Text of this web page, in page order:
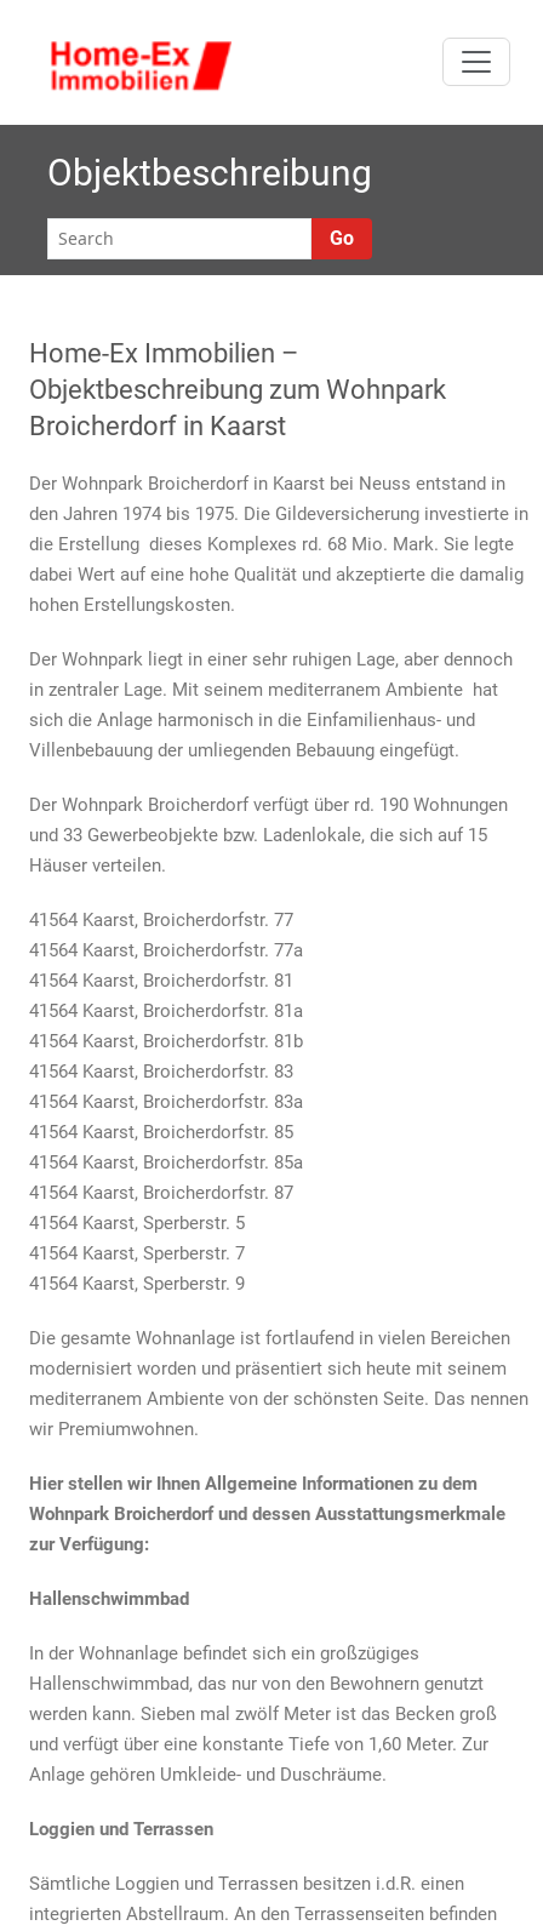
content
im
Premiumwohnen im
Broicherdorf in
Terrassenwohnanlage
mit Schwimmbad und
suchen ständig
Objektbeschreibung
Go
Home-Ex Immobilien –
Objektbeschreibung zum Wohnpark
Broicherdorf in Kaarst
Der Wohnpark Broicherdorf in Kaarst bei Neuss entstand in
den Jahren 1974 bis 1975. Die Gildeversicherung investierte in
die Erstellung dieses Komplexes rd. 68 Mio. Mark. Sie legte
dabei Wert auf eine hohe Qualität und akzeptierte die damalig
hohen Erstellungskosten.
Der Wohnpark liegt in einer sehr ruhigen Lage, aber dennoch
in zentraler Lage. Mit seinem mediterranem Ambiente hat
sich die Anlage harmonisch in die Einfamilienhaus- und
Villenbebauung der umliegenden Bebauung eingefügt.
Der Wohnpark Broicherdorf verfügt über rd. 190 Wohnungen
und 33 Gewerbeobjekte bzw. Ladenlokale, die sich auf 15
Häuser verteilen.
41564 Kaarst, Broicherdorfstr. 77
41564 Kaarst, Broicherdorfstr. 77a
41564 Kaarst, Broicherdorfstr. 81
41564 Kaarst, Broicherdorfstr. 81a
41564 Kaarst, Broicherdorfstr. 81b
41564 Kaarst, Broicherdorfstr. 83
41564 Kaarst, Broicherdorfstr. 83a
41564 Kaarst, Broicherdorfstr. 85
41564 Kaarst, Broicherdorfstr. 85a
41564 Kaarst, Broicherdorfstr. 87
41564 Kaarst, Sperberstr. 5
41564 Kaarst, Sperberstr. 7
41564 Kaarst, Sperberstr. 9
Die gesamte Wohnanlage ist fortlaufend in vielen Bereichen
modernisiert worden und präsentiert sich heute mit seinem
mediterranem Ambiente von der schönsten Seite. Das nennen
wir Premiumwohnen.
Hier stellen wir Ihnen Allgemeine Informationen zu dem
Wohnpark Broicherdorf und dessen Ausstattungsmerkmale
zur Verfügung:
Hallenschwimmbad
In der Wohnanlage befindet sich ein großzügiges
Hallenschwimmbad, das nur von den Bewohnern genutzt
werden kann. Sieben mal zwölf Meter ist das Becken groß
und verfügt über eine konstante Tiefe von 1,60 Meter. Zur
Anlage gehören Umkleide- und Duschräume.
Loggien und Terrassen
Sämtliche Loggien und Terrassen besitzen i.d.R. einen
integrierten Abstellraum. An den Terrassenseiten befinden